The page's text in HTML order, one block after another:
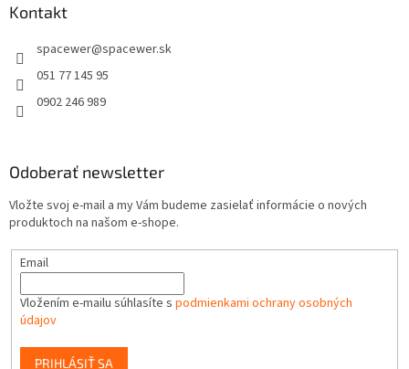
Kontakt
spacewer@spacewer.sk
051 77 145 95
0902 246 989
Odoberať newsletter
Vložte svoj e-mail a my Vám budeme zasielať informácie o nových
produktoch na našom e-shope.
Email
Vložením e-mailu súhlasíte s podmienkami ochrany osobných
údajov
PRIHLÁSIŤ SA